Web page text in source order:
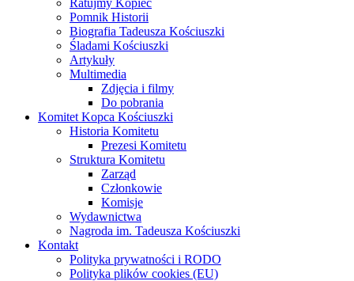
Ratujmy Kopiec
Pomnik Historii
Biografia Tadeusza Kościuszki
Śladami Kościuszki
Artykuły
Multimedia
Zdjęcia i filmy
Do pobrania
Komitet Kopca Kościuszki
Historia Komitetu
Prezesi Komitetu
Struktura Komitetu
Zarząd
Członkowie
Komisje
Wydawnictwa
Nagroda im. Tadeusza Kościuszki
Kontakt
Polityka prywatności i RODO
Polityka plików cookies (EU)